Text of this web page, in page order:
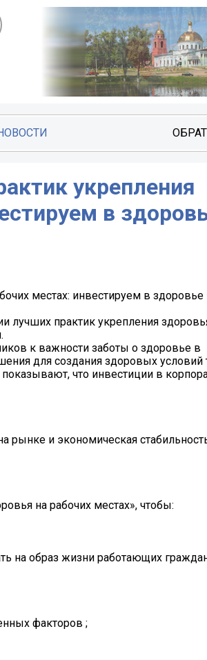
укрепления
в
местах: инвестируем в
практик укрепления
к важности заботы о здоровье в
для создания здоровых условий
что инвестиции в
рынке и экономическая
на рабочих местах», чтобы:
на образ жизни работающих
факторов ;